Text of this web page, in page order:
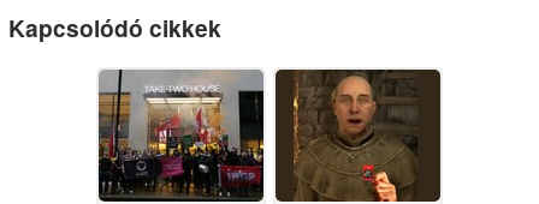
Kapcsolódó cikkek